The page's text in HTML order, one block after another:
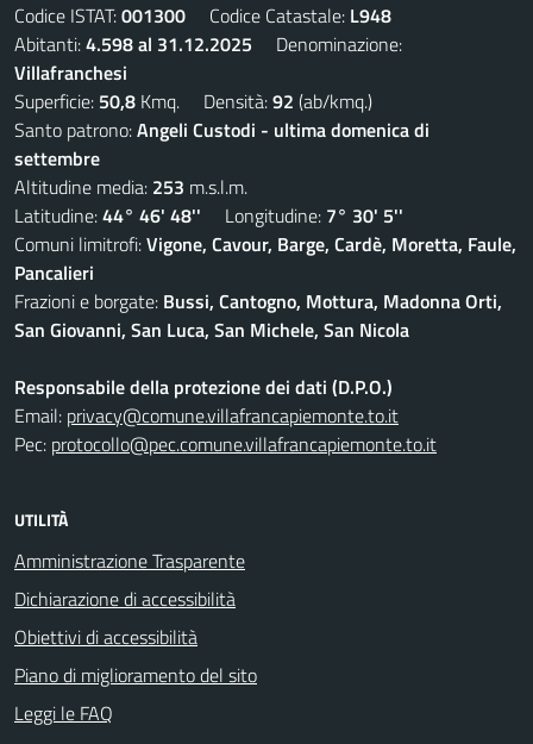
Codice ISTAT:001300 Codice Catastale: L948
Abitanti:4.598 al 31.12.2025 Denominazione:
Villafranchesi
Superficie: 50,8 Kmq. Densità:92 (ab/kmq.)
Santo patrono:Angeli Custodi - ultima domenica di
settembre
Altitudine media: 253 m.s.l.m.
Latitudine:44° 46' 48'' Longitudine: 7° 30' 5''
Comuni limitrofi:Vigone, Cavour, Barge, Cardè, Moretta, Faule,
Pancalieri
Frazioni e borgate: Bussi, Cantogno, Mottura, Madonna Orti,
San Giovanni, San Luca, San Michele, San Nicola
Responsabile della protezione dei dati (D.P.O.)
Email: privacy@comune.villafrancapiemonte.to.it
Pec: protocollo@pec.comune.villafrancapiemonte.to.it
UTILITÀ
Amministrazione Trasparente
Dichiarazione di accessibilità
Obiettivi di accessibilità
Piano di miglioramento del sito
Leggi le FAQ